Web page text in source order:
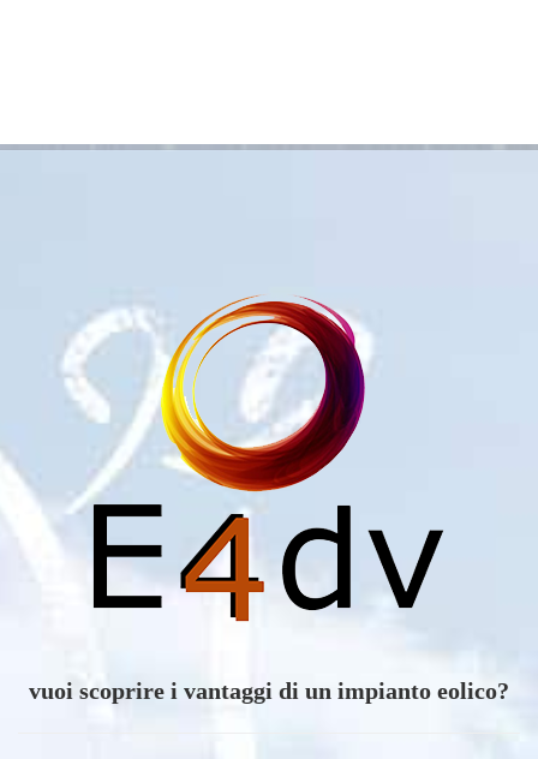
vuoi scoprire i vantaggi di un impianto eolico?